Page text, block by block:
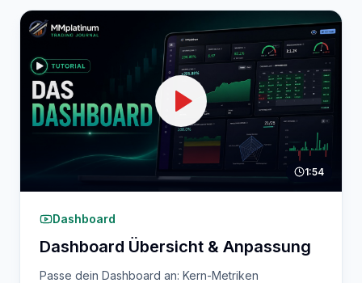
1:54
Dashboard
Dashboard Übersicht & Anpassung
Passe dein Dashboard an: Kern-Metriken